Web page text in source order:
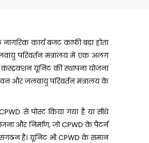
कार्य बजट काफी बड़ा होता
परिवर्तन मंत्रालय में एक अलग
यूनिट की स्थापना योजना
वन और जलवायु परिवर्तन मंत्रालय के
से पोस्ट किया गया है या सीधे
और निर्माण, जो CPWD के पैटर्न
है। यूनिट भी CPWD के समान